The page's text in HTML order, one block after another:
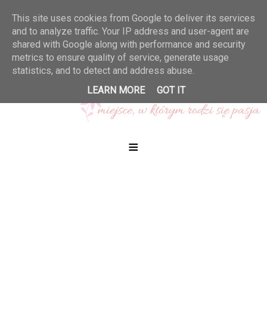
≡
This site uses cookies from Google to deliver its services
and to analyze traffic. Your IP address and user-agent are
shared with Google along with performance and security
metrics to ensure quality of service, generate usage
statistics, and to detect and address abuse.
LEARN MORE
GOT IT